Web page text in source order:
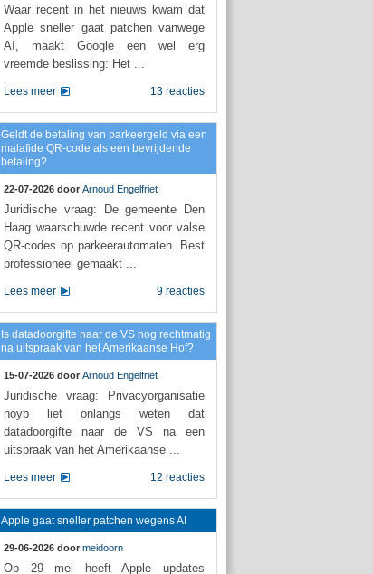
Waar recent in het nieuws kwam dat
Apple sneller gaat patchen vanwege
AI, maakt Google een wel erg
vreemde beslissing: Het ...
13 reacties
Lees meer
Geldt de betaling van parkeergeld via een
malafide QR-code als een bevrijdende
betaling?
22-07-2026 door Arnoud Engelfriet
Juridische vraag: De gemeente Den
Haag waarschuwde recent voor valse
QR-codes op parkeerautomaten. Best
professioneel gemaakt ...
9 reacties
Lees meer
Is datadoorgifte naar de VS nog rechtmatig
na uitspraak van het Amerikaanse Hof?
15-07-2026 door Arnoud Engelfriet
Juridische vraag: Privacyorganisatie
noyb liet onlangs weten dat
datadoorgifte naar de VS na een
uitspraak van het Amerikaanse ...
12 reacties
Lees meer
Apple gaat sneller patchen wegens AI
29-06-2026 door meidoorn
Op 29 mei heeft Apple updates